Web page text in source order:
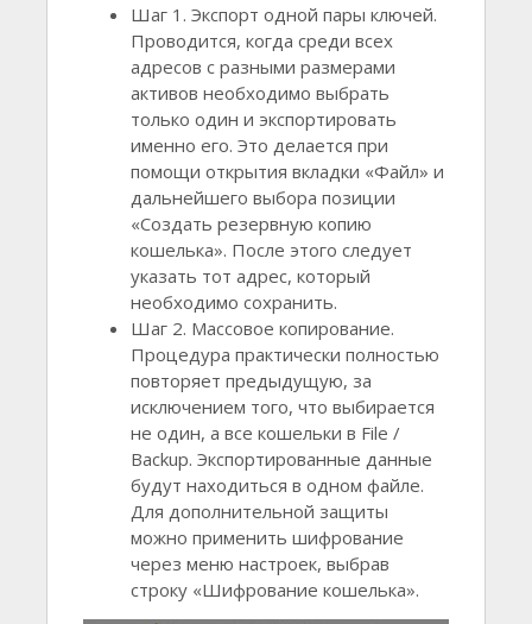
Шаг 1. Экспорт одной пары ключей.
Проводится, когда среди всех
адресов с разными размерами
активов необходимо выбрать
только один и экспортировать
именно его. Это делается при
помощи открытия вкладки «Файл» и
дальнейшего выбора позиции
«Создать резервную копию
кошелька». После этого следует
указать тот адрес, который
необходимо сохранить.
Шаг 2. Массовое копирование.
Процедура практически полностью
повторяет предыдущую, за
исключением того, что выбирается
не один, а все кошельки в File /
Backup. Экспортированные данные
будут находиться в одном файле.
Для дополнительной защиты
можно применить шифрование
через меню настроек, выбрав
строку «Шифрование кошелька».